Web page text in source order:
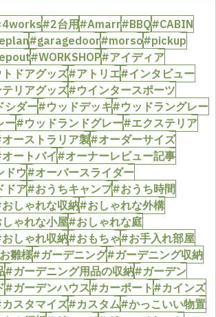
#2台用#Amarr#BBQ#CABIN
#garagedoor#morso#pickup
#WORKSHOP#アイディア
ドアグッズ#アトリエ#インタビュー
リアグッズ#ウインタースポーツ
シダー#ウッドデッキ#ウッドラングレー
ー#ウッドランドグレー#エクステリア
ーストラリア製#オーダーサイズ
ートバイ#オーナーレビュー記事
ドウ#オーバースライダー
ドア#おうちキャンプ#おうち時間
しゃれな収納#おしゃれな外構
ゃれな小屋#おしゃれな庭
しゃれ収納#おもちゃ#お手入れ部屋
雛様#ガーデニング#ガーデニング収納
#ガーデニング用品の収納#ガーデン
#ガーデンハウス#カーポート#カインズ
スタマイズ#カスタム#かっこいい物置